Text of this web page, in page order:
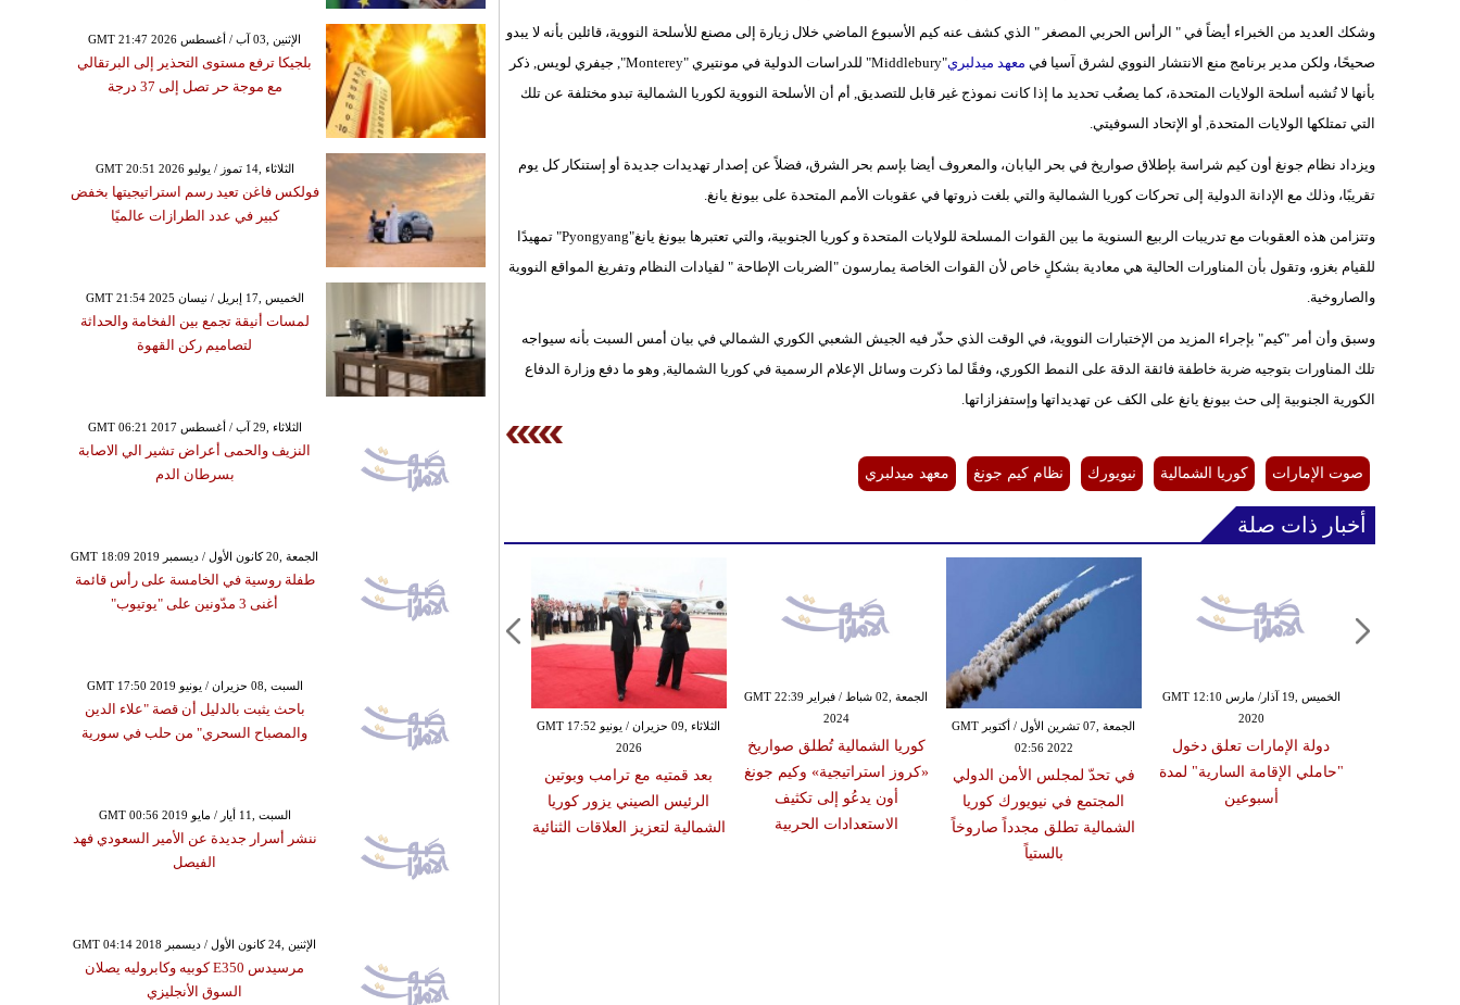
وشكك العديد من الخبراء أيضاً في " الرأس الحربي المصغر " الذي كشف عنه كيم الأسبوع الماضي خلال زيارة إلى مصنع للأسلحة النووية، قائلين بأنه لا يبدو
صحيحًا، ولكن مدير برنامج منع الانتشار النووي لشرق آسيا فيمعهد ميدلبري
"Middlebury" للدراسات الدولية في مونتيري "Monterey", جيفري لويس, ذكر
بأنها لا تُشبه أسلحة الولايات المتحدة، كما يصعُب تحديد ما إذا كانت نموذج غير قابل للتصديق, أم أن الأسلحة النووية لكوريا الشمالية تبدو مختلفة عن تلك
التي تمتلكها الولايات المتحدة, أو الإتحاد السوفيتي.
ويزداد نظام جونغ أون كيم شراسة بإطلاق صواريخ في بحر اليابان، والمعروف أيضا بإسم بحر الشرق، فضلاً عن إصدار تهديدات جديدة أو إستنكار كل يوم
تقريبًا، وذلك مع الإدانة الدولية إلى تحركات كوريا الشمالية والتي بلغت ذروتها في عقوبات الأمم المتحدة على بيونغ يانغ.
وتتزامن هذه العقوبات مع تدريبات الربيع السنوية ما بين القوات المسلحة للولايات المتحدة و كوريا الجنوبية، والتي تعتبرها بيونغ يانغ"Pyongyang" تمهيدًا
للقيام بغزو، وتقول بأن المناورات الحالية هي معادية بشكلٍ خاص لأن القوات الخاصة يمارسون "الضربات الإطاحة " لقيادات النظام وتفريغ المواقع النووية
والصاروخية.
وسبق وأن أمر "كيم" بإجراء المزيد من الإختبارات النووية، في الوقت الذي حذّر فيه الجيش الشعبي الكوري الشمالي في بيان أمس السبت بأنه سيواجه
تلك المناورات بتوجيه ضربة خاطفة فائقة الدقة على النمط الكوري، وفقًا لما ذكرت وسائل الإعلام الرسمية في كوريا الشمالية, وهو ما دفع وزارة الدفاع
الكورية الجنوبية إلى حث بيونغ يانغ على الكف عن تهديداتها وإستفزازاتها.
صوت الإمارات كوريا الشمالية نيويورك نظام كيم جونغ معهد ميدلبري
أخبار ذات صلة
الثلاثاء ,09 حزيران / يونيو GMT 17:52
2026
بعد قمتيه مع ترامب وبوتين
الرئيس الصيني يزور كوريا
الشمالية لتعزيز العلاقات الثنائية
الجمعة ,02 شباط / فبراير GMT 22:39
2024
كوريا الشمالية تُطلق صواريخ
«كروز استراتيجية» وكيم جونغ
أون يدعُو إلى تكثيف
الاستعدادات الحربية
الجمعة ,07 تشرين الأول / أكتوبر GMT
02:56 2022
في تحدّ لمجلس الأمن الدولي
المجتمع في نيويورك كوريا
الشمالية تطلق مجدداً صاروخاً
بالستياً
الخميس ,19 آذار/ مارس GMT 12:10
2020
دولة الإمارات تعلق دخول
"حاملي الإقامة السارية" لمدة
أسبوعين
GMT 21:47 2026 الإثنين ,03 آب / أغسطس
بلجيكا ترفع مستوى التحذير إلى البرتقالي
مع موجة حر تصل إلى 37 درجة
GMT 20:51 2026 الثلاثاء ,14 تموز / يوليو
فولكس فاغن تعيد رسم استراتيجيتها بخفض
كبير في عدد الطرازات عالميًا
GMT 21:54 2025 الخميس ,17 إبريل / نيسان
لمسات أنيقة تجمع بين الفخامة والحداثة
لتصاميم ركن القهوة
GMT 06:21 2017 الثلاثاء ,29 آب / أغسطس
النزيف والحمى أعراض تشير الي الاصابة
بسرطان الدم
GMT 18:09 2019 الجمعة ,20 كانون الأول / ديسمبر
طفلة روسية في الخامسة على رأس قائمة
أغنى 3 مدّونين على "يوتيوب"
GMT 17:50 2019 السبت ,08 حزيران / يونيو
باحث يثبت بالدليل أن قصة "علاء الدين
والمصباح السحري" من حلب في سورية
GMT 00:56 2019 السبت ,11 أيار / مايو
ننشر أسرار جديدة عن الأمير السعودي فهد
الفيصل
GMT 04:14 2018 الإثنين ,24 كانون الأول / ديسمبر
مرسيدس E350 كوبيه وكابروليه يصلان
السوق الأنجليزي